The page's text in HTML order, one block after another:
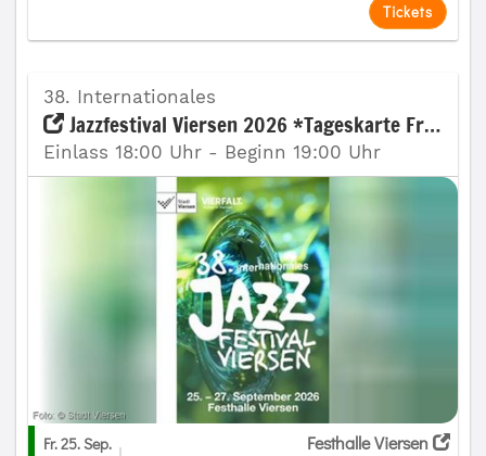
Tickets
38. Internationales
Jazzfestival Viersen 2026 *Tageskarte Freitag
Einlass 18:00 Uhr - Beginn 19:00 Uhr
Fr. 25. Sep.
Festhalle Viersen